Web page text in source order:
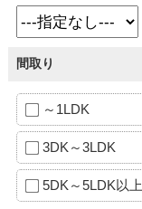
間取り
～1LDK
3DK～3LDK
5DK～5LDK以上